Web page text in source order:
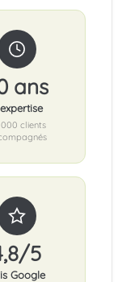
ans
clients
5
Google